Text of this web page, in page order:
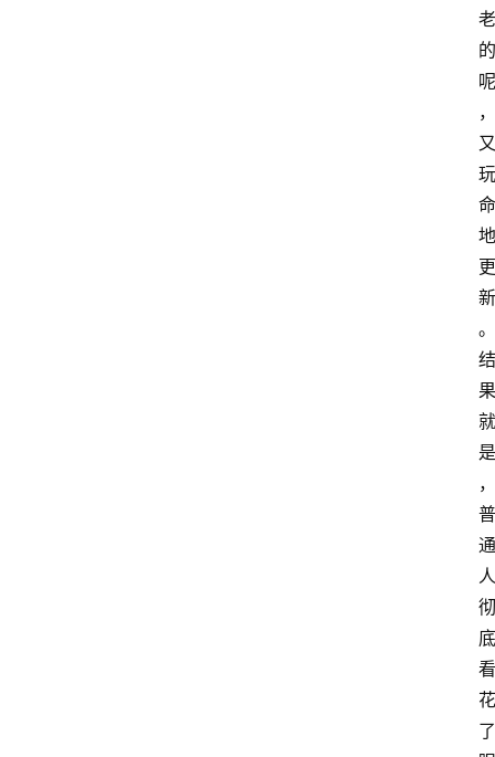
老
的
呢
，
又
玩
命
地
更
新
。
结
果
就
是
，
普
通
人
彻
底
看
花
了